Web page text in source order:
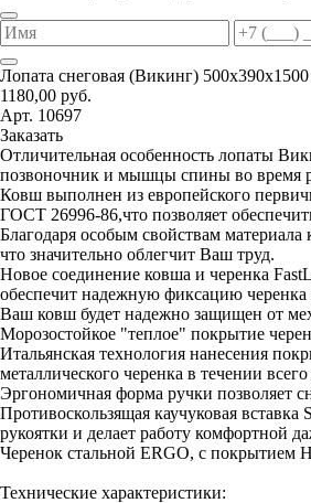
Лопата снеговая (Викинг)
1180,00 руб.
Арт. 10697
Заказать
Отличительная особенность лопаты
позвоночник и мышцы спины во время
Ковш выполнен из европейского
ГОСТ 26996-86,что позволяет
Благодаря особым свойствам
что значительно облегчит Ваш труд.
Новое соединение ковша и черенка
обеспечит надежную фиксацию черенка
Ваш ковш будет надежно защищен от
Морозостойкое "теплое" покрытие
Итальянская технология нанесения
металлического черенка в течении
Эргономичная форма ручки позволяет
Противоскользящая каучуковая
рукоятки и делает работу комфортной
Черенок стальной ERGO, с покрытием
Технические характеристики: